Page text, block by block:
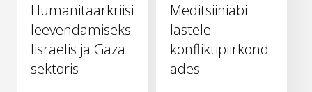
Humanitaarkriisi
leevendamiseks
Iisraelis ja Gaza
sektoris
Meditsiiniabi
lastele
konfliktipiirkond
ades